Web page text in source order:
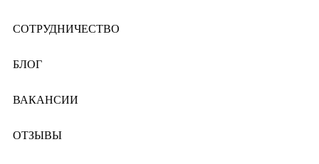
СОТРУДНИЧЕСТВО
БЛОГ
ВАКАНСИИ
ОТЗЫВЫ